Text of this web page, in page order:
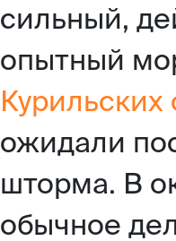
сильный,
опытный
Курильских
ожидали
шторма. В
обычное